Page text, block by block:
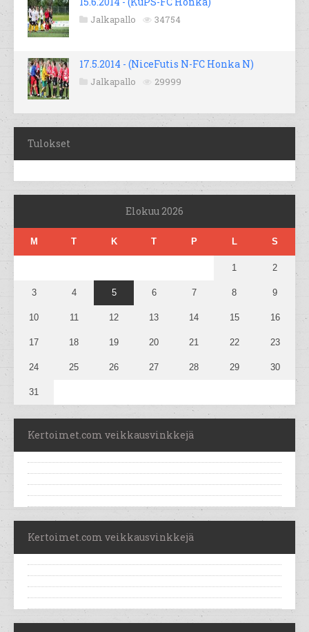
Jalkapallo 34754
17.5.2014 - (NiceFutis N-FC Honka N)
Jalkapallo 29999
Tulokset
Elokuu 2026
M T K T P L S
1 2
3 4 5 6 7 8 9
10 11 12 13 14 15 16
17 18 19 20 21 22 23
24 25 26 27 28 29 30
31
Kertoimet.com veikkausvinkkejä
Kertoimet.com veikkausvinkkejä